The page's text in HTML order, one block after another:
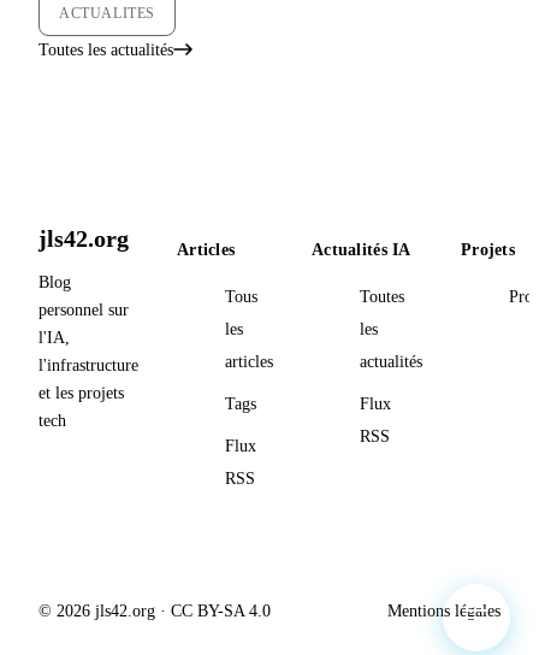
ACTUALITES
Toutes les actualités
jls42.org
Blog
personnel sur
l'IA,
l'infrastructure
et les projets
tech
Articles
Tous
les
articles
Tags
Flux
RSS
Actualités IA
Toutes
les
actualités
Flux
RSS
Projets
© 2026 jls42.org · CC BY-SA 4.0 Mentions légales